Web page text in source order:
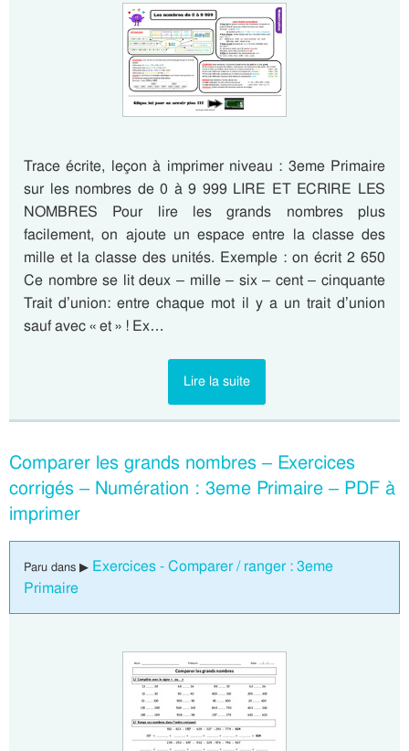
Trace écrite, leçon à imprimer niveau : 3eme Primaire
sur les nombres de 0 à 9 999 LIRE ET ECRIRE LES
NOMBRES Pour lire les grands nombres plus
facilement, on ajoute un espace entre la classe des
mille et la classe des unités. Exemple : on écrit 2 650
Ce nombre se lit deux – mille – six – cent – cinquante
Trait d’union: entre chaque mot il y a un trait d’union
sauf avec « et » ! Ex…
Lire la suite
Comparer les grands nombres – Exercices
corrigés – Numération : 3eme Primaire – PDF à
imprimer
Paru dans ▶ Exercices - Comparer / ranger : 3eme
Primaire